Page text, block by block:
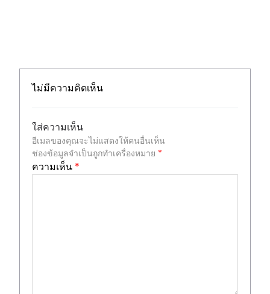
ไม่มีความคิดเห็น
ใส่ความเห็น
อีเมลของคุณจะไม่แสดงให้คนอื่นเห็น
ช่องข้อมูลจำเป็นถูกทำเครื่องหมาย *
ความเห็น *